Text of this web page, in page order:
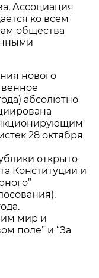
Ассоциация
ко всем
общества
нового
абсолютно
28 октября
открыто
Конституции и
мир и
поле” и “За